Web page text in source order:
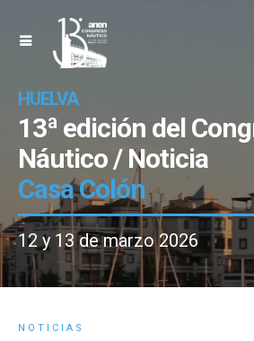
HUELVA
13ª edición del
Náutico / Noticia
Casa Colón
12 y 13 de marzo 2026
NOTICIAS